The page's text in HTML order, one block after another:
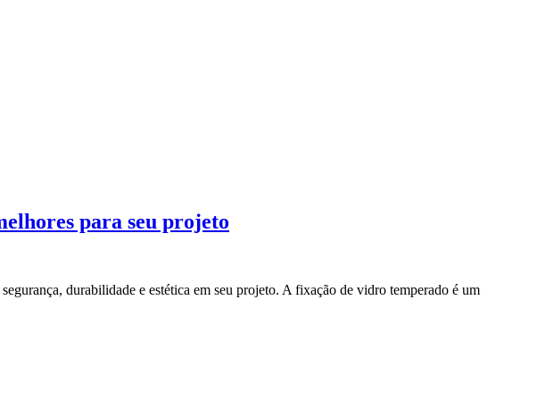
para seu projeto
durabilidade e estética em seu projeto. A fixação de vidro temperado é um